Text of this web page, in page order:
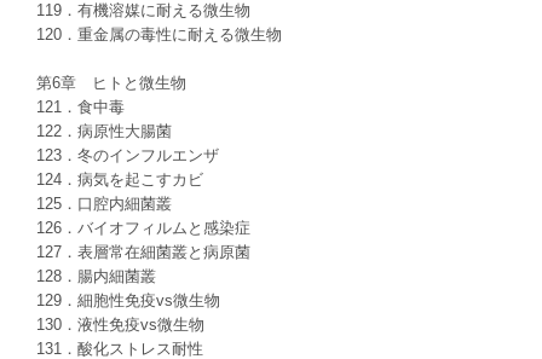
119．有機溶媒に耐える微生物
120．重金属の毒性に耐える微生物
第6章 ヒトと微生物
121．食中毒
122．病原性大腸菌
123．冬のインフルエンザ
124．病気を起こすカビ
125．口腔内細菌叢
126．バイオフィルムと感染症
127．表層常在細菌叢と病原菌
128．腸内細菌叢
129．細胞性免疫vs微生物
130．液性免疫vs微生物
131．酸化ストレス耐性